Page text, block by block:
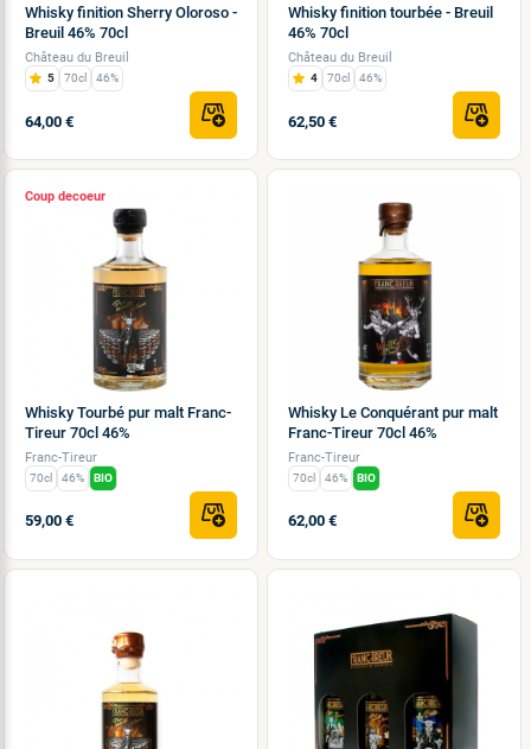
Whisky finition Sherry Oloroso -
Breuil 46% 70cl
Château du Breuil
5 70cl 46%
64,00 €
Whisky finition tourbée - Breuil
46% 70cl
Château du Breuil
4 70cl 46%
62,50 €
Coup de
Whisky Tourbé pur malt Franc-
Tireur 70cl 46%
Franc-Tireur
70cl 46% BIO
59,00 €
Whisky Le Conquérant pur malt
Franc-Tireur 70cl 46%
Franc-Tireur
70cl 46% BIO
62,00 €